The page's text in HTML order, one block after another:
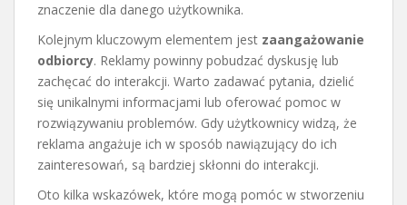
znaczenie dla danego użytkownika.
Kolejnym kluczowym elementem jest zaangażowanie
odbiorcy. Reklamy powinny pobudzać dyskusję lub
zachęcać do interakcji. Warto zadawać pytania, dzielić
się unikalnymi informacjami lub oferować pomoc w
rozwiązywaniu problemów. Gdy użytkownicy widzą, że
reklama angażuje ich w sposób nawiązujący do ich
zainteresowań, są bardziej skłonni do interakcji.
Oto kilka wskazówek, które mogą pomóc w stworzeniu